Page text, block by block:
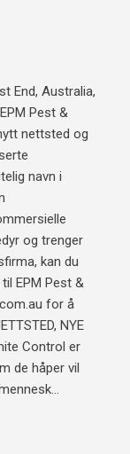
End, Australia,
Pest &
nettsted og
navn i
og trenger
kan du
EPM Pest &
for å
NYE
Control er
de håper vil